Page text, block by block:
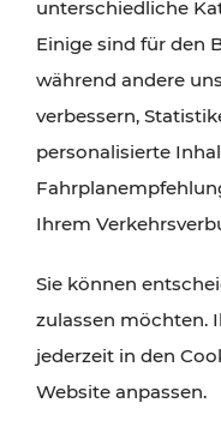
Mit dem neuen
Verkehrsverbund
einen neuen,
finden die
nicht nur den
können dort gleich
sicher, mobil!
unterschiedliche
Einige sind für den
während andere
verbessern,
personalisierte
Ihrem
Sie können
zulassen möchten.
jederzeit in den
Website anpassen.